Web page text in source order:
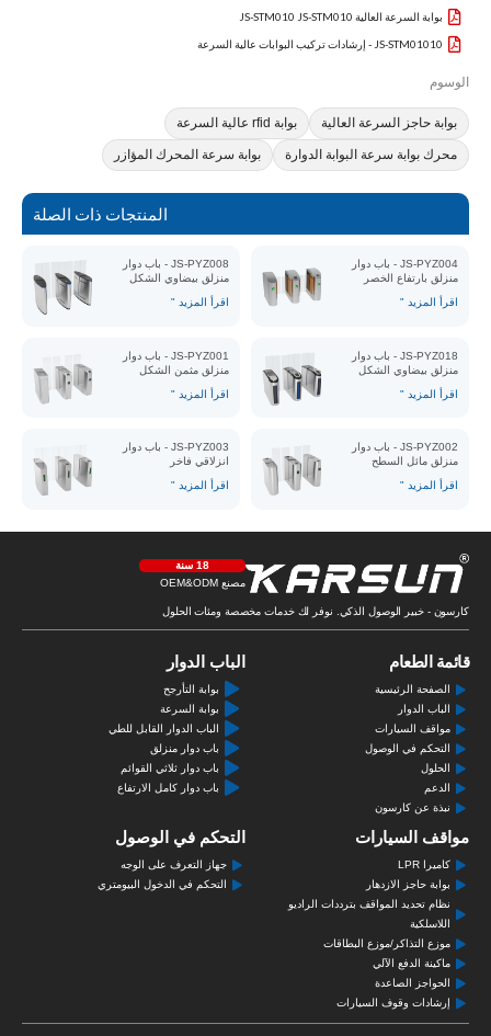
بوابة السرعة العالية JS-STM010 JS-STM010
JS-STM01010 - إرشادات تركيب البوابات عالية السرعة
الوسوم
بوابة حاجز السرعة العالية بوابة rfid عالية السرعة
محرك بوابة سرعة البوابة الدوارة بوابة سرعة المحرك المؤازر
المنتجات ذات الصلة
JS-PYZ004 - باب دوار
منزلق بارتفاع الخصر
اقرأ المزيد "
JS-PYZ008 - باب دوار
منزلق بيضاوي الشكل
اقرأ المزيد "
JS-PYZ018 - باب دوار
منزلق بيضاوي الشكل
اقرأ المزيد "
JS-PYZ001 - باب دوار
منزلق مثمن الشكل
اقرأ المزيد "
JS-PYZ002 - باب دوار
منزلق مائل السطح
اقرأ المزيد "
JS-PYZ003 - باب دوار
انزلاقي فاخر
اقرأ المزيد "
18 سنة
مصنع OEM&ODM
كارسون - خبير الوصول الذكي. نوفر لك خدمات مخصصة ومئات الحلول
قائمة الطعام
الصفحة الرئيسية
الباب الدوار
مواقف السيارات
التحكم في الوصول
الحلول
الدعم
نبذة عن كارسون
الباب الدوار
بوابة التأرجح
بوابة السرعة
الباب الدوار القابل للطي
باب دوار منزلق
باب دوار ثلاثي القوائم
باب دوار كامل الارتفاع
مواقف السيارات
كاميرا LPR
بوابة حاجز الازدهار
نظام تحديد المواقف بترددات الراديو
اللاسلكية
موزع التذاكر/موزع البطاقات
ماكينة الدفع الآلي
الحواجز الصاعدة
إرشادات وقوف السيارات
التحكم في الوصول
جهاز التعرف على الوجه
التحكم في الدخول البيومتري